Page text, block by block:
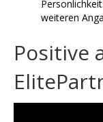
weiteren
Positive